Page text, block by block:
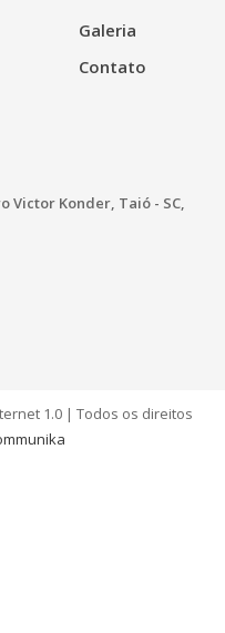
Galeria
Contato
Victor Konder, Taió - SC,
1.0 | Todos os direitos